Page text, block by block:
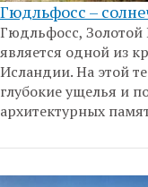
Гюдльфосс –
Гюдльфосс,
является одной из
Исландии. На этой
глубокие ущелья и
архитектурных